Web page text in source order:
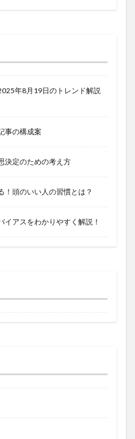
年8月19日のトレンド解説
事の構成案
決定のための考え方
！頭のいい人の習慣とは？
アスをわかりやすく解説！